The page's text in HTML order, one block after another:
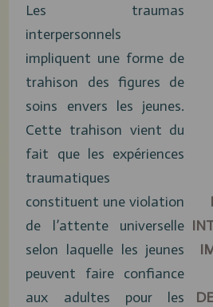
Les traumas
interpersonnels
impliquent une forme de
trahison des figures de
soins envers les jeunes.
Cette trahison vient du
fait que les expériences
traumatiques
constituent une violation
de l’attente universelle
selon laquelle les jeunes
peuvent faire confiance
aux adultes pour les